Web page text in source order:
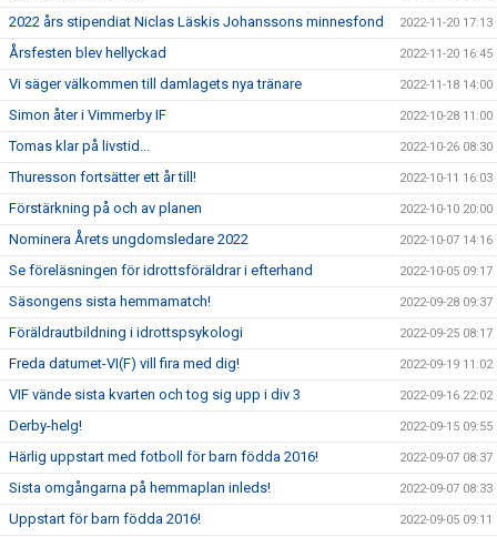
2022 års stipendiat Niclas Läskis Johanssons minnesfond 2022-11-20 17:13
Årsfesten blev hellyckad 2022-11-20 16:45
Vi säger välkommen till damlagets nya tränare 2022-11-18 14:00
Simon åter i Vimmerby IF 2022-10-28 11:00
Tomas klar på livstid... 2022-10-26 08:30
Thuresson fortsätter ett år till! 2022-10-11 16:03
Förstärkning på och av planen 2022-10-10 20:00
Nominera Årets ungdomsledare 2022 2022-10-07 14:16
Se föreläsningen för idrottsföräldrar i efterhand 2022-10-05 09:17
Säsongens sista hemmamatch! 2022-09-28 09:37
Föräldrautbildning i idrottspsykologi 2022-09-25 08:17
Freda datumet-VI(F) vill fira med dig! 2022-09-19 11:02
VIF vände sista kvarten och tog sig upp i div 3 2022-09-16 22:02
Derby-helg! 2022-09-15 09:55
Härlig uppstart med fotboll för barn födda 2016! 2022-09-07 08:37
Sista omgångarna på hemmaplan inleds! 2022-09-07 08:33
Uppstart för barn födda 2016! 2022-09-05 09:11